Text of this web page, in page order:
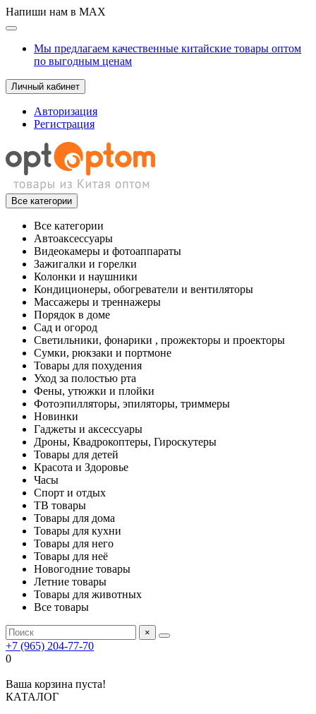
Напиши нам в MAX
Мы предлагаем качественные китайские товары оптом
по выгодным ценам
Личный кабинет
Авторизация
Регистрация
Все категории
Все категории
Автоаксессуары
Видеокамеры и фотоаппараты
Зажигалки и горелки
Колонки и наушники
Кондиционеры, обогреватели и вентиляторы
Массажеры и треннажеры
Порядок в доме
Сад и огород
Светильники, фонарики , прожекторы и проекторы
Сумки, рюкзаки и портмоне
Товары для похудения
Уход за полостью рта
Фены, утюжки и плойки
Фотоэпилляторы, эпиляторы, триммеры
Новинки
Гаджеты и аксессуары
Дроны, Квадрокоптеры, Гироскутеры
Товары для детей
Красота и Здоровье
Часы
Спорт и отдых
ТВ товары
Товары для дома
Товары для кухни
Товары для него
Товары для неё
Новогодние товары
Летние товары
Товары для животных
Все товары
×
+7 (965) 204-77-70
0
Ваша корзина пуста!
КАТАЛОГ